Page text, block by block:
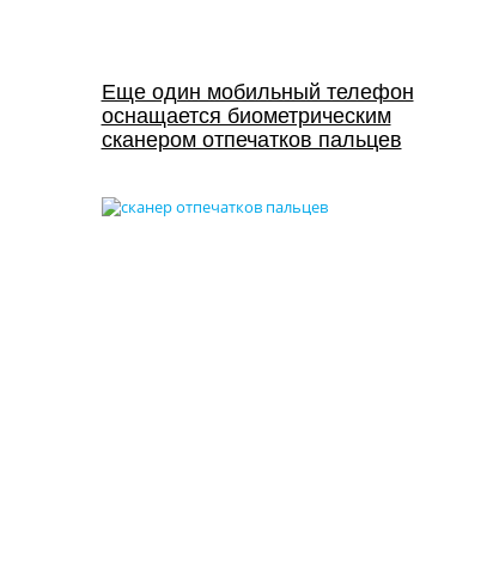
Еще один мобильный телефон
оснащается биометрическим
сканером отпечатков пальцев